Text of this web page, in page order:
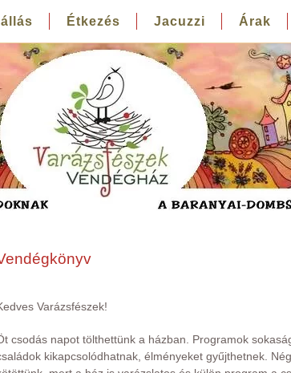
Étkezés Jacuzzi Árak
Varázsfészek!
csodás napot tölthettünk a házban. Programok
kikapcsolódhatnak, élményeket gyűjthetnek.